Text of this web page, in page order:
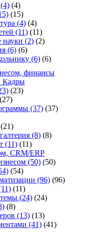
(4) (4)
(15)
(4) (4)
(11) (11)
науки (2) (2)
(6) (6)
(6) (6)
финансы
Кадры
(23)
(27)
(37) (37)
(21)
(8) (8)
(11) (11)
CRM/ERP
(50) (50)
(54)
(96) (96)
(11)
(24) (24)
(8)
(13) (13)
(41) (41)